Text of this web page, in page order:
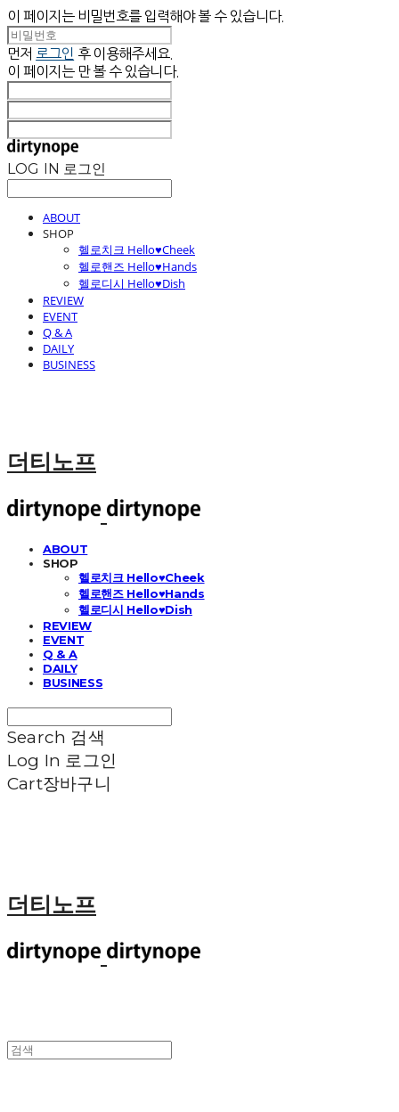
이 페이지는 비밀번호를 입력해야 볼 수 있습니다.
먼저 로그인 후 이용해주세요.
이 페이지는 만 볼 수 있습니다.
LOG IN 로그인
ABOUT
SHOP
헬로치크 Hello♥Cheek
헬로핸즈 Hello♥Hands
헬로디시 Hello♥Dish
REVIEW
EVENT
Q & A
DAILY
BUSINESS
더티노프
ABOUT
SHOP
헬로치크 Hello♥Cheek
헬로핸즈 Hello♥Hands
헬로디시 Hello♥Dish
REVIEW
EVENT
Q & A
DAILY
BUSINESS
Search 검색
Log In 로그인
Cart장바구니
더티노프